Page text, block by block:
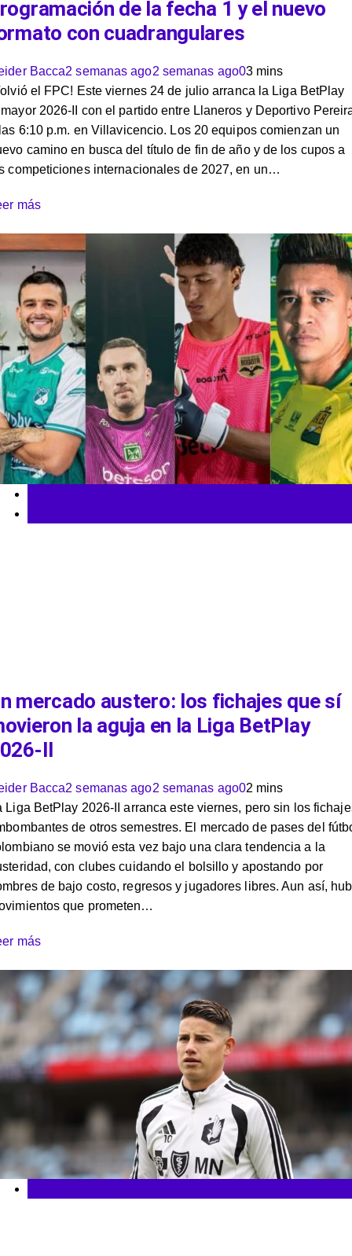
de la fecha 1 y el nuevo
con cuadrangulares
Bacca2 semanas ago2 semanas ago03 mins
el FPC! Este viernes 24 de julio arranca la Liga BetPlay
2026-II con el partido entre Llaneros y Deportivo
6:10 p.m. en Villavicencio. Los 20 equipos comienzan un
camino en busca del título de fin de año y de los cupos a
competiciones internacionales de 2027, en un…
más
mercado austero: los fichajes que sí
la aguja en la Liga BetPlay
II
Bacca2 semanas ago2 semanas ago02 mins
Liga BetPlay 2026-II arranca este viernes, pero sin los
de otros semestres. El mercado de pases del
se movió esta vez bajo una clara tendencia a la
con clubes cuidando el bolsillo y apostando por
de bajo costo, regresos y jugadores libres. Aun así,
que prometen…
más